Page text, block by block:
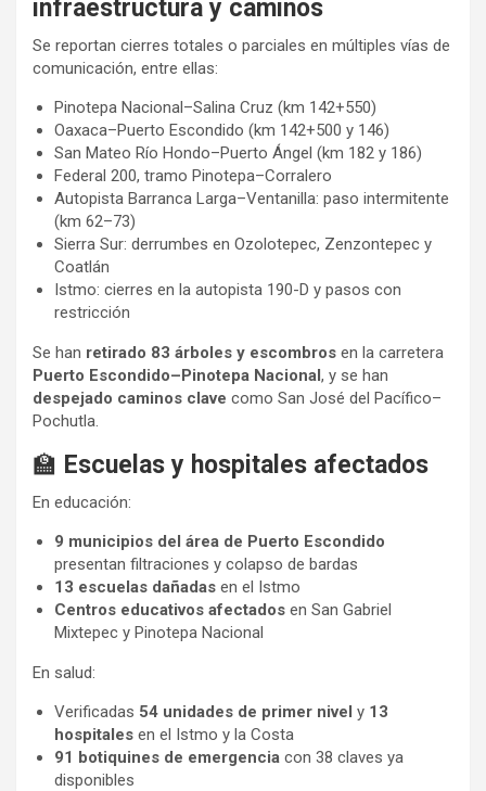
infraestructura y caminos
Se reportan cierres totales o parciales en múltiples vías de
comunicación, entre ellas:
Pinotepa Nacional–Salina Cruz (km 142+550)
Oaxaca–Puerto Escondido (km 142+500 y 146)
San Mateo Río Hondo–Puerto Ángel (km 182 y 186)
Federal 200, tramo Pinotepa–Corralero
Autopista Barranca Larga–Ventanilla: paso intermitente
(km 62–73)
Sierra Sur: derrumbes en Ozolotepec, Zenzontepec y
Coatlán
Istmo: cierres en la autopista 190-D y pasos con
restricción
Se han retirado 83 árboles y escombros en la carretera
Puerto Escondido–Pinotepa Nacional, y se han
despejado caminos clave como San José del Pacífico–
Pochutla.
🏫 Escuelas y hospitales afectados
En educación:
9 municipios del área de Puerto Escondido
presentan filtraciones y colapso de bardas
13 escuelas dañadas en el Istmo
Centros educativos afectados en San Gabriel
Mixtepec y Pinotepa Nacional
En salud:
Verificadas 54 unidades de primer nivel y 13
hospitales en el Istmo y la Costa
91 botiquines de emergencia con 38 claves ya
disponibles